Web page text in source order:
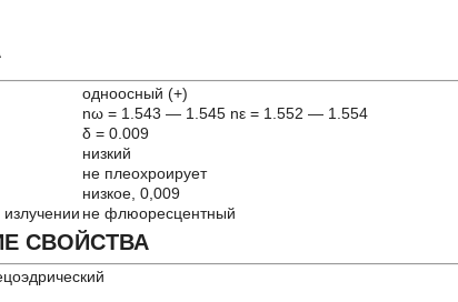
одноосный (+)
nω = 1.543 — 1.545 nε = 1.552 — 1.554
δ = 0.009
низкий
не плеохроирует
низкое, 0,009
не флюоресцентный
СВОЙСТВА